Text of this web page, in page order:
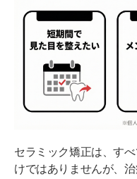
セラミック矯正は、す
けではありませんが、